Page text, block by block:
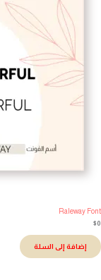
Raleway
إضافة إلى السلة